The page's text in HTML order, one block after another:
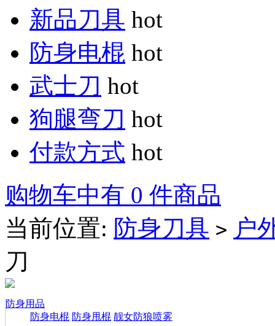
新品刀具 hot
防身电棍 hot
武士刀 hot
狗腿弯刀 hot
付款方式 hot
购物车中有 0 件商品
当前位置: 防身刀具 > 户
刀
防身用品
防身电棍 防身甩棍 靓女防狼喷雾